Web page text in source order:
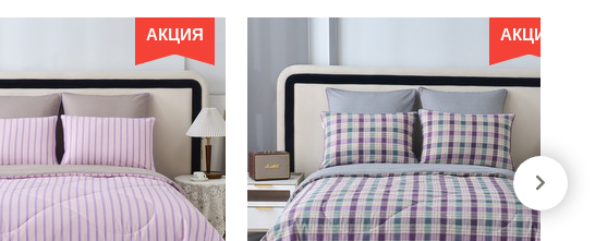
АКЦИЯ АКЦИЯ